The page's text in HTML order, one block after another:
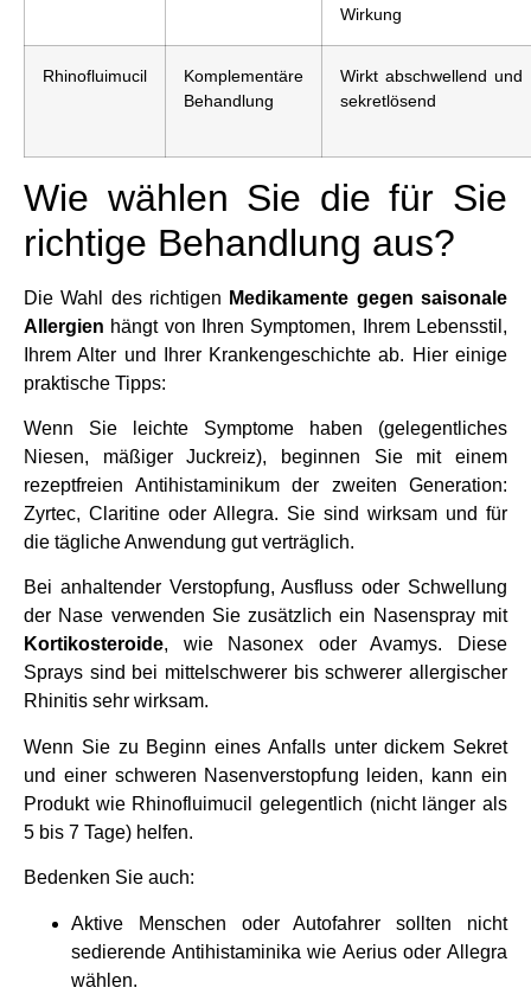
Wirkung
Rhinofluimucil
Komplementäre
Behandlung
Wirkt abschwellend und
sekretlösend
Wie wählen Sie die für Sie
richtige Behandlung aus?
Die Wahl des richtigen Medikamente gegen saisonale
Allergien hängt von Ihren Symptomen, Ihrem Lebensstil,
Ihrem Alter und Ihrer Krankengeschichte ab. Hier einige
praktische Tipps:
Wenn Sie leichte Symptome haben (gelegentliches
Niesen, mäßiger Juckreiz), beginnen Sie mit einem
rezeptfreien Antihistaminikum der zweiten Generation:
Zyrtec, Claritine oder Allegra. Sie sind wirksam und für
die tägliche Anwendung gut verträglich.
Bei anhaltender Verstopfung, Ausfluss oder Schwellung
der Nase verwenden Sie zusätzlich ein Nasenspray mit
Kortikosteroide, wie Nasonex oder Avamys. Diese
Sprays sind bei mittelschwerer bis schwerer allergischer
Rhinitis sehr wirksam.
Wenn Sie zu Beginn eines Anfalls unter dickem Sekret
und einer schweren Nasenverstopfung leiden, kann ein
Produkt wie Rhinofluimucil gelegentlich (nicht länger als
5 bis 7 Tage) helfen.
Bedenken Sie auch:
Aktive Menschen oder Autofahrer sollten nicht
sedierende Antihistaminika wie Aerius oder Allegra
wählen.